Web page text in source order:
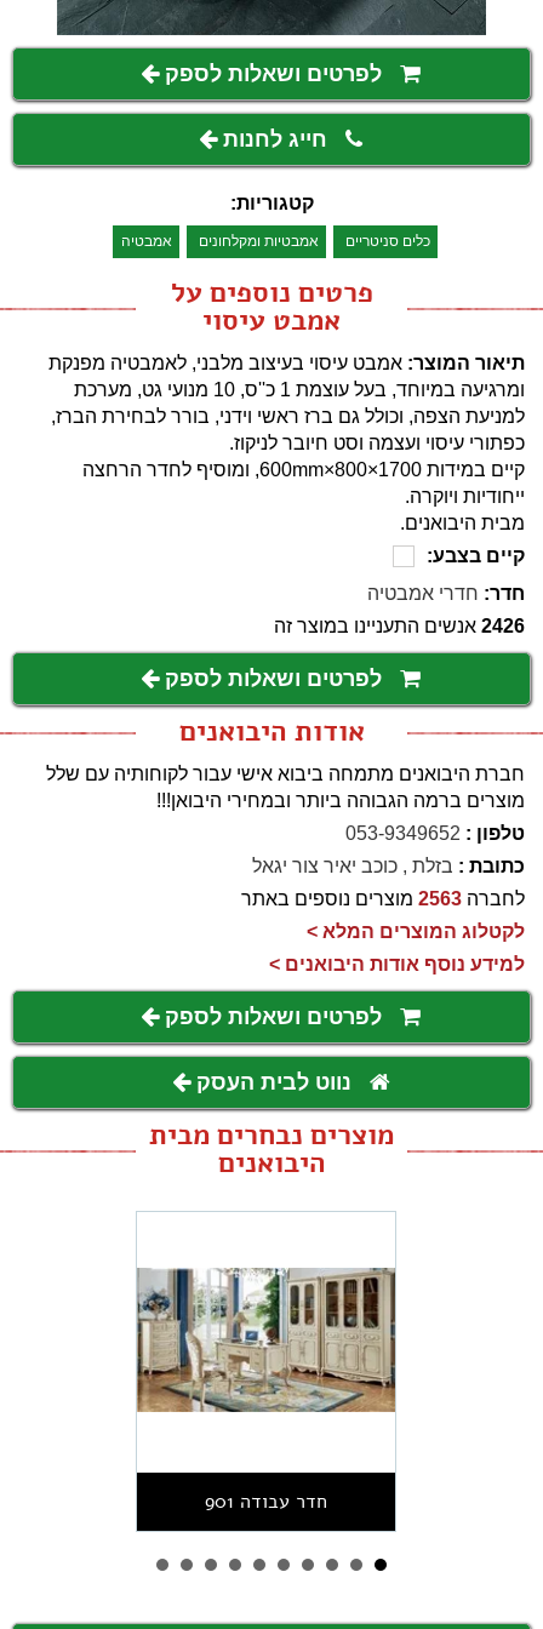
לפרטים ושאלות לספק
חייג לחנות
קטגוריות:
כלים סניטריים אמבטיות ומקלחונים אמבטיה
פרטים נוספים על
אמבט עיסוי
תיאור המוצר: אמבט עיסוי בעיצוב מלבני, לאמבטיה מפנקת
ומרגיעה במיוחד, בעל עוצמת 1 כ''ס, 10 מנועי גט, מערכת
למניעת הצפה, וכולל גם ברז ראשי וידני, בורר לבחירת הברז,
כפתורי עיסוי ועצמה וסט חיובר לניקוז.
קיים במידות 1700×800×600mm, ומוסיף לחדר הרחצה
ייחודיות ויוקרה.
מבית היבואנים.
קיים בצבע:
חדר: חדרי אמבטיה
2426 אנשים התעניינו במוצר זה
לפרטים ושאלות לספק
אודות היבואנים
חברת היבואנים מתמחה ביבוא אישי עבור לקוחותיה עם שלל
מוצרים ברמה הגבוהה ביותר ובמחירי היבואן!!!
טלפון : 053-9349652
כתובת : בזלת , כוכב יאיר צור יגאל
לחברה 2563 מוצרים נוספים באתר
לקטלוג המוצרים המלא >
למידע נוסף אודות היבואנים >
לפרטים ושאלות לספק
נווט לבית העסק
מוצרים נבחרים מבית
היבואנים
חדר עבודה 901